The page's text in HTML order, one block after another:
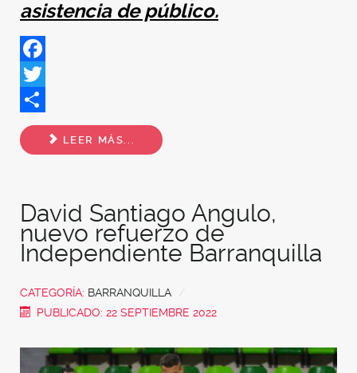
asistencia de público.
Facebook
Twitter
Share
LEER MÁS...
David Santiago Angulo,
nuevo refuerzo de
Independiente Barranquilla
CATEGORÍA: BARRANQUILLA
PUBLICADO: 22 SEPTIEMBRE 2022